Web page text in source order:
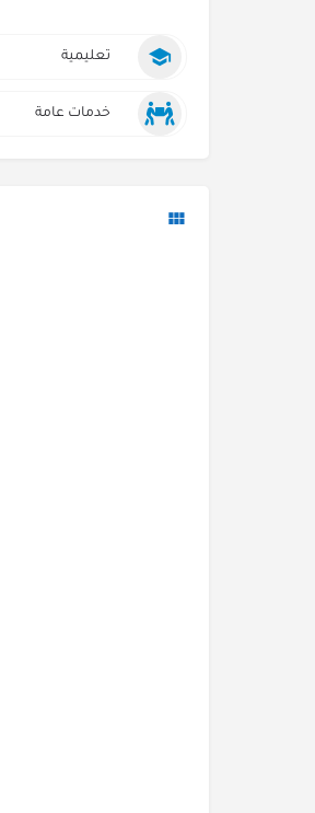
تعليمية
خدمات عامة